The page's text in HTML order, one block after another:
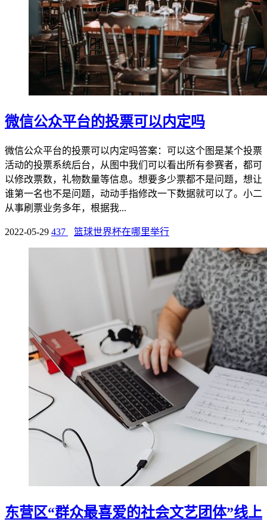
微信公众平台的投票可以内定吗
微信公众平台的投票可以内定吗答案：可以这个图是某个投票
活动的投票系统后台，从图中我们可以看出所有参赛者，都可
以修改票数，礼物数量等信息。想要多少票都不是问题，想让
谁第一名也不是问题，动动手指修改一下数据就可以了。小二
从事刷票业务多年，根据我...
2022-05-29 437 篮球世界杯在哪里举行
东营区“群众最喜爱的社会文艺团体”线上